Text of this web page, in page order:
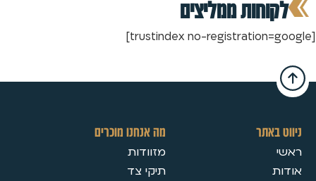
מה אנחנו מוכרים
מזוודות
תיקי צד